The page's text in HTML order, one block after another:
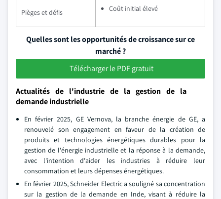
Pièges et défis Coût initial élevé
Quelles sont les opportunités de croissance sur ce
marché ?
Télécharger le PDF gratuit
Actualités de l'industrie de la gestion de la
demande industrielle
En février 2025, GE Vernova, la branche énergie de GE, a
renouvelé son engagement en faveur de la création de
produits et technologies énergétiques durables pour la
gestion de l'énergie industrielle et la réponse à la demande,
avec l'intention d'aider les industries à réduire leur
consommation et leurs dépenses énergétiques.
En février 2025, Schneider Electric a souligné sa concentration
sur la gestion de la demande en Inde, visant à réduire la